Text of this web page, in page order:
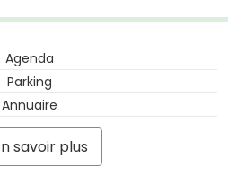
Agenda
Parking
Annuaire
savoir plus